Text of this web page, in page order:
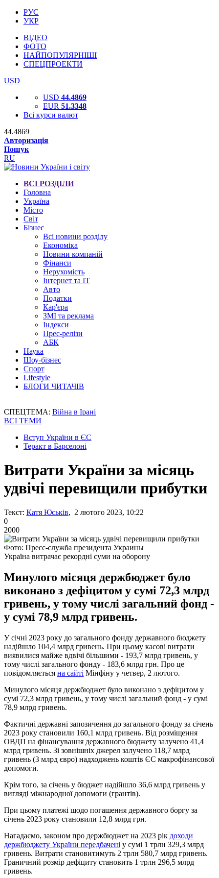
РУС
УКР
ВІДЕО
ФОТО
НАЙПОПУЛЯРНІШІ
СПЕЦПРОЕКТИ
USD
USD 44.4869
EUR 51.3348
Всі курси валют
44.4869
Авторизація
Пошук
RU
ВСІ РОЗДІЛИ
Головна
Україна
Місто
Світ
Бізнес
Всі новини розділу
Економіка
Новини компаній
Фінанси
Нерухомість
Інтернет та IT
Авто
Податки
Кар'єра
ЗМІ та реклама
Індекси
Прес-релізи
АБК
Наука
Шоу-бізнес
Спорт
Lifestyle
БЛОГИ ЧИТАЧІВ
СПЕЦТЕМА: Війна в Ірані
ВСІ ТЕМИ
Вступ України в ЄС
Теракт в Барселоні
Витрати України за місяць
удвічі перевищили прибутки
Текст: Катя Юськів, 2 лютого 2023, 10:22
0
2000
Фото: Пресс-служба президента Украины
Україна витрачає рекордні суми на оборону
Минулого місяця держбюджет було
виконано з дефіцитом у сумі 72,3 млрд
гривень, у тому числі загальний фонд -
у сумі 78,9 млрд гривень.
У січні 2023 року до загального фонду державного бюджету
надійшло 104,4 млрд гривень. При цьому касові витрати
виявилися майже вдвічі більшими - 193,7 млрд гривень, у
тому числі загального фонду - 183,6 млрд грн. Про це
повідомляється на сайті Мінфіну у четвер, 2 лютого.
Минулого місяця держбюджет було виконано з дефіцитом у
сумі 72,3 млрд гривень, у тому числі загальний фонд - у сумі
78,9 млрд гривень.
Фактичні державні запозичення до загального фонду за січень
2023 року становили 160,1 млрд гривень. Від розміщення
ОВДП на фінансування державного бюджету залучено 41,4
млрд гривень. Зі зовнішніх джерел залучено 118,7 млрд
гривень (3 млрд євро) надходжень коштів ЄС макрофінансової
допомоги.
Крім того, за січень у бюджет надійшло 36,6 млрд гривень у
вигляді міжнародної допомоги (грантів).
При цьому платежі щодо погашення державного боргу за
січень 2023 року становили 12,8 млрд грн.
Нагадаємо, законом про держбюджет на 2023 рік доходи
держбюджету України передбачені у сумі 1 трлн 329,3 млрд
гривень. Витрати становитимуть 2 трлн 580,7 млрд гривень.
Граничний розмір дефіциту становить 1 трлн 296,5 млрд
гривень.